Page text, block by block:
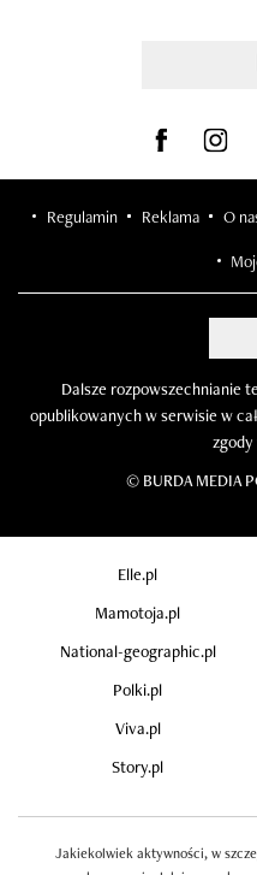
Visit us onVisit us
Regulamin Reklama O
Dalsze rozpowszechnianie
opublikowanych w serwisie w
© BURDA MEDIA
Elle.pl
Mamotoja.pl
National-geographic.pl
Polki.pl
Viva.pl
Story.pl
Jakiekolwiek aktywności, w